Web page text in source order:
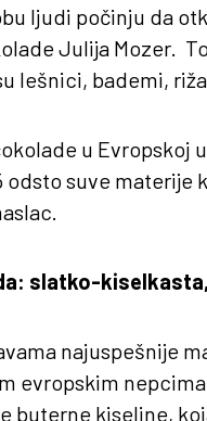
ljudi počinju da
Julija Mozer.
lešnici, bademi,
u
odsto suve materije
slatko-
najuspešnije
evropskim
buterne kiseline,